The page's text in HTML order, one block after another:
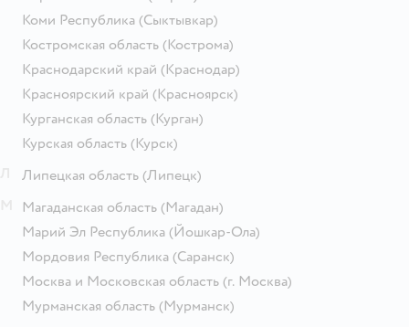
Коми Республика (Сыктывкар)
Костромская область (Кострома)
Краснодарский край (Краснодар)
Красноярский край (Красноярск)
Курганская область (Курган)
Курская область (Курск)
Липецкая область (Липецк)
Магаданская область (Магадан)
Марий Эл Республика (Йошкар-Ола)
Мордовия Республика (Саранск)
Москва и Московская область (г. Москва)
Мурманская область (Мурманск)